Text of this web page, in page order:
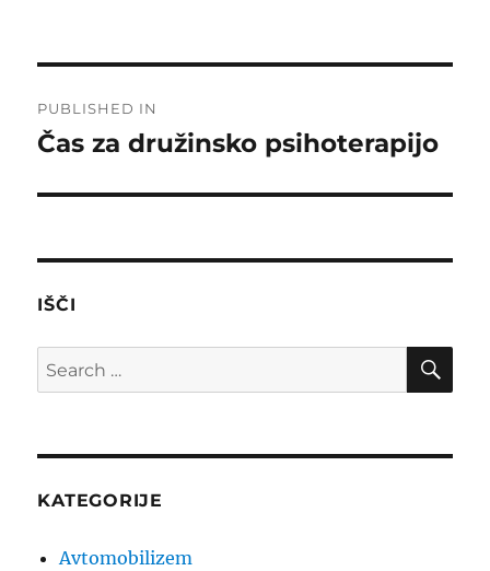
navigation
PUBLISHED IN
Čas za družinsko psihoterapijo
IŠČI
Search
for:
KATEGORIJE
Avtomobilizem